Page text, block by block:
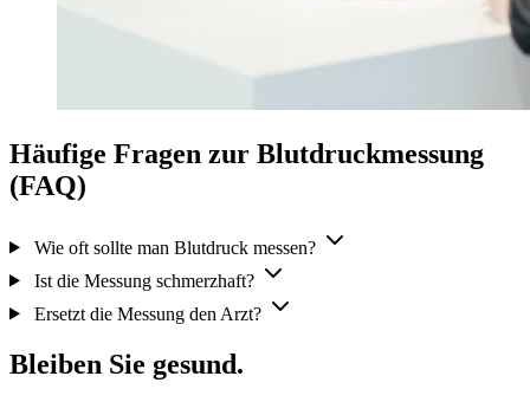
Häufige Fragen zur Blutdruckmessung
(FAQ)
Wie oft sollte man Blutdruck messen?
Ist die Messung schmerzhaft?
Ersetzt die Messung den Arzt?
Bleiben Sie gesund.